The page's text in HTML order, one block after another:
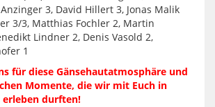
3, David Hillert 3, Jonas Malik
3/3, Matthias Fochler 2, Martin
Lindner 2, Denis Vasold 2,
1
für diese Gänsehautatmosphäre und
Momente, die wir mit Euch in
erleben durften!